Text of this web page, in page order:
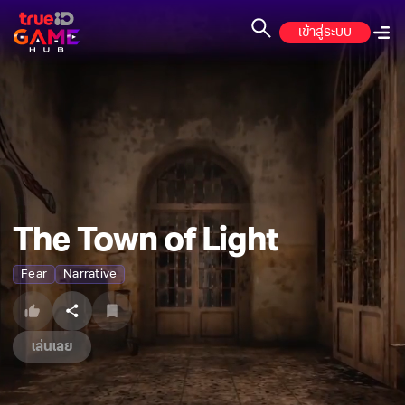
เข้าสู่ระบบ
The Town of Light
Fear Narrative
เล่นเลย